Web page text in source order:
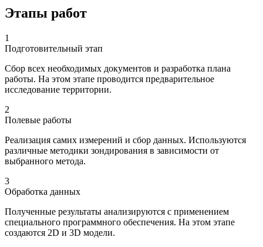
Этапы работ
1
Подготовительный этап
Сбор всех необходимых документов и разработка плана
работы. На этом этапе проводится предварительное
исследование территории.
2
Полевые работы
Реализация самих измерений и сбор данных. Используются
различные методики зондирования в зависимости от
выбранного метода.
3
Обработка данных
Полученные результаты анализируются с применением
специального программного обеспечения. На этом этапе
создаются 2D и 3D модели.